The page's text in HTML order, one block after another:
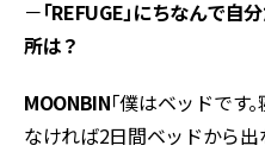
－「REFUGE」にちなんで
所は？
MOONBIN「僕はベッドです
なければ2日間ベッドから出